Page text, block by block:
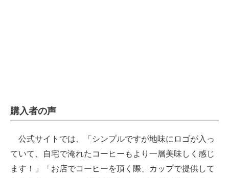
購入者の声
公式サイトでは、「シンプルですが地味にロゴが入っ
ていて、自宅で淹れたコーヒーもより一層美味しく感じ
ます！」「お店でコーヒーを頂く際、カップで提供して